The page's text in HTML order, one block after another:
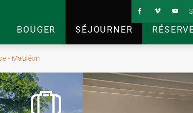
BOUGER SÉJOURNER
- Mauléon